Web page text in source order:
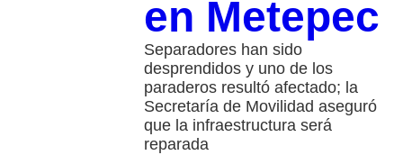
en Metepec
Separadores han sido
desprendidos y uno de los
paraderos resultó afectado; la
Secretaría de Movilidad aseguró
que la infraestructura será
reparada